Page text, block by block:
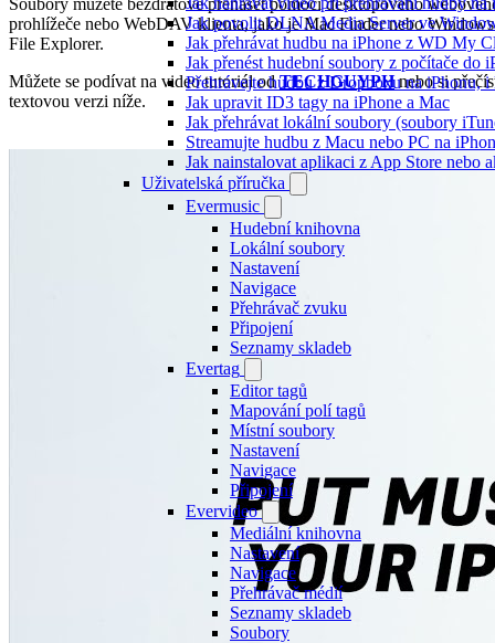
Jak povolit DLNA Media Server ve
Jak přehrávat hudbu na iPhone z WD My
Jak přenést hudební soubory z počítače
Přehrávejte hudbu z Dropboxu na iPhonu,
Jak upravit ID3 tagy na iPhone a Mac
Jak přehrávat lokální soubory (soubory
Streamujte hudbu z Macu nebo PC na
Jak nainstalovat aplikaci z App Store nebo
Uživatelská příručka
Evermusic
Hudební knihovna
Lokální soubory
Nastavení
Navigace
Přehrávač zvuku
Připojení
Seznamy skladeb
Evertag
Editor tagů
Mapování polí tagů
Místní soubory
Nastavení
Navigace
Připojení
Evervideo
Mediální knihovna
Nastavení
Navigace
Přehrávač médií
Seznamy skladeb
Soubory
prohlížeče nebo WebDAV klienta, jako je Mac Finder nebo Windows
File Explorer.
Můžete se podívat na video tutoriál odTECHGUYPHnebo si
textovou verzi níže.